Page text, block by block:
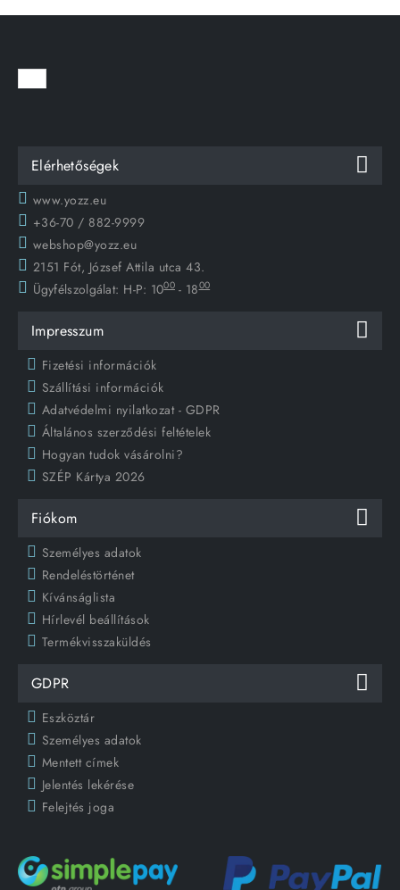
Elérhetőségek
www.yozz.eu
+36-70 / 882-9999
webshop@yozz.eu
2151 Fót, József Attila utca 43.
Ügyfélszolgálat: H-P: 1000 - 1800
Impresszum
Fizetési információk
Szállítási információk
Adatvédelmi nyilatkozat - GDPR
Általános szerződési feltételek
Hogyan tudok vásárolni?
SZÉP Kártya 2026
Fiókom
Személyes adatok
Rendeléstörténet
Kívánságlista
Hírlevél beállítások
Termékvisszaküldés
GDPR
Eszköztár
Személyes adatok
Mentett címek
Jelentés lekérése
Felejtés joga